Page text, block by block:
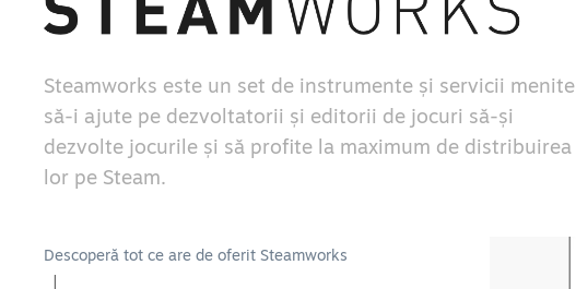
Steamworks este un set de instrumente și servicii menite
să-i ajute pe dezvoltatorii și editorii de jocuri să-și
dezvolte jocurile și să profite la maximum de distribuirea
lor pe Steam.
Descoperă tot ce are de oferit Steamworks